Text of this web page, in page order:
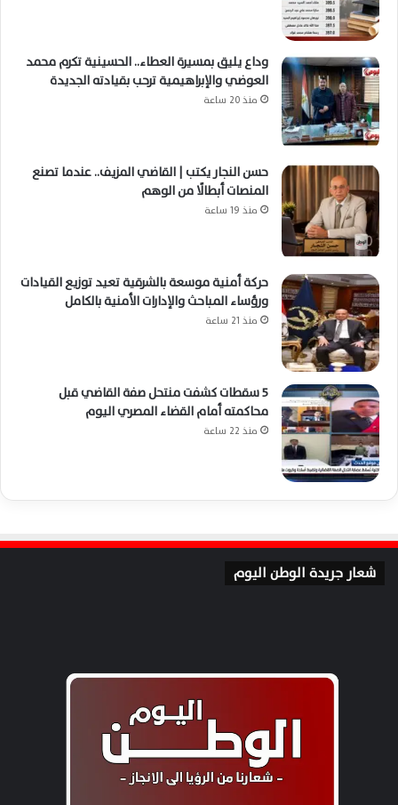
وداع يليق بمسيرة العطاء.. الحسينية تكرم محمد
العوضي والإبراهيمية ترحب بقيادته الجديدة
منذ 20 ساعة
حسن النجار يكتب | القاضي المزيف.. عندما تصنع
المنصات أبطالًا من الوهم
منذ 19 ساعة
حركة أمنية موسعة بالشرقية تعيد توزيع القيادات
ورؤساء المباحث والإدارات الأمنية بالكامل
منذ 21 ساعة
5 سقطات كشفت منتحل صفة القاضي قبل
محاكمته أمام القضاء المصري اليوم
منذ 22 ساعة
شعار جريدة الوطن اليوم